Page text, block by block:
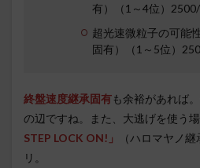
有）（1～4位）
超光速微粒子の可能
固有）（1～5位）
終盤速度継承固有も余裕があれば
の辺ですね。また、大逃げを使う
STEP LOCK ON!」
（ハロマヤノ
リ。